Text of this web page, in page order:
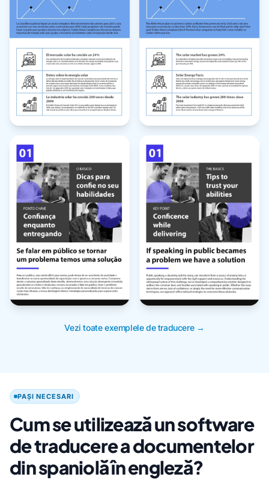
Vezi toate exemplele de traducere →
PAȘI NECESARI
Cum se utilizează un software
de traducere a documentelor
din spaniolă în engleză?